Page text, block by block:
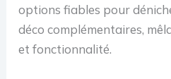
options fiables pour
déco complémentaires,
et fonctionnalité.